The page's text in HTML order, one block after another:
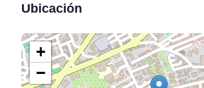
Ubicación
+
−